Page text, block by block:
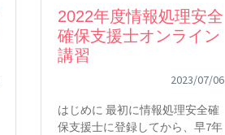
2022年度情報処理安全
確保支援士オンライン
講習
2023/07/06
はじめに 最初に情報処理安全確
保支援士に登録してから、早7年